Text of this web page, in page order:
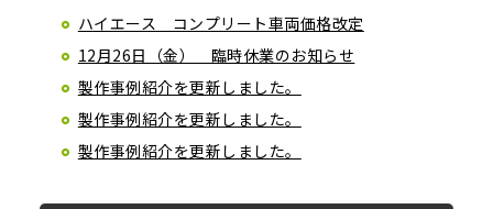
ハイエース コンプリート車両価格改定
12月26日（金） 臨時休業のお知らせ
製作事例紹介を更新しました。
製作事例紹介を更新しました。
製作事例紹介を更新しました。